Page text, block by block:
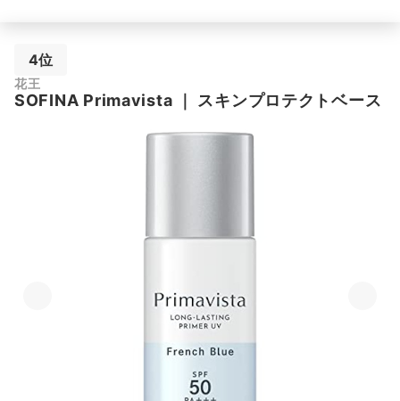
4位
花王
SOFINA Primavista スキンプロテクトベース